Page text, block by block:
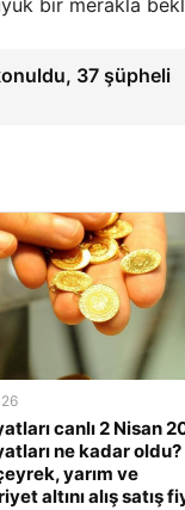
bir merakla
37 şüpheli
canlı 2 Nisan
ne kadar oldu?
yarım ve
altını alış satış